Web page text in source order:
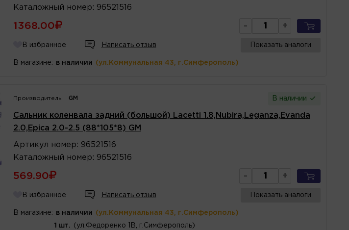
Каталожный номер : 96521516
1368.00 - +
В избранное Написать отзыв Показать аналоги
В магазине: в наличии (ул.Коммунальная 43, г.Симферополь)
Производитель: GM В наличии
Сальник коленвала задний (большой) Lacetti 1.8,Nubira,Leganza,Evanda
2.0,Epica 2.0-2.5 (88*105*8) GM
Артикул номер : 96521516
Каталожный номер : 96521516
569.90 - +
В избранное Написать отзыв Показать аналоги
В магазине: в наличии (ул.Коммунальная 43, г.Симферополь)
1 шт. (ул.Федоренко 1В, г.Симферополь)